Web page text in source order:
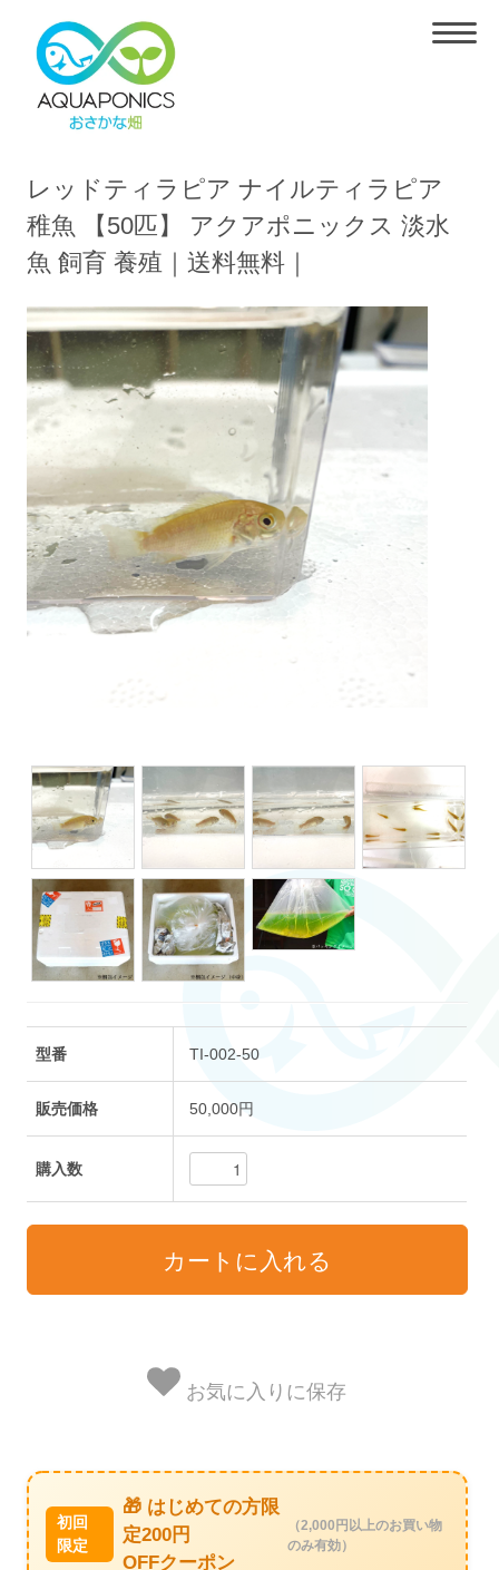
レッドティラピア ナイルティラピア
稚魚 【50匹】 アクアポニックス 淡水
魚 飼育 養殖｜送料無料｜
型番 TI-002-50
販売価格 50,000円
購入数
お気に入りに保存
初回
限定
🎁 はじめての方限
定200円
OFFクーポン
（2,000円以上のお買い物
のみ有効）